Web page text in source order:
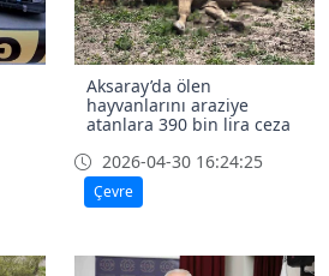
Aksaray’da ölen
hayvanlarını araziye
atanlara 390 bin lira ceza
2026-04-30 16:24:25
Çevre